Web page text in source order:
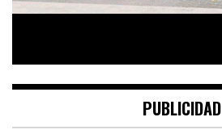
PUBLICIDAD